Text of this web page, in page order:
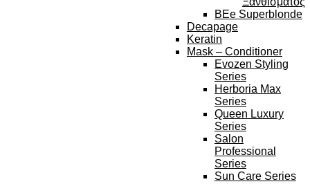
BEe Superblonde
Decapage
Keratin
Mask – Conditioner
Evozen Styling
Series
Herboria Max
Series
Queen Luxury
Series
Salon
Professional
Series
Sun Care Series